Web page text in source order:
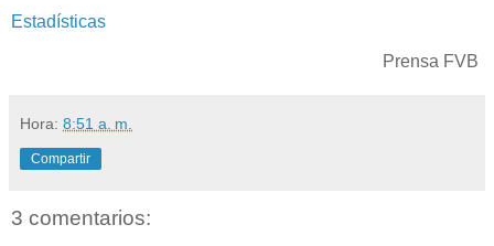
Estadísticas
Prensa FVB
Hora: 8:51 a. m.
Compartir
3 comentarios: